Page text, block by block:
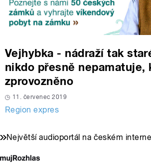
Vejhybka - nádraží tak
nikdo přesně nepamatuje,
zprovozněno
11. červenec 2019
Region expres
Největší audioportál na českém